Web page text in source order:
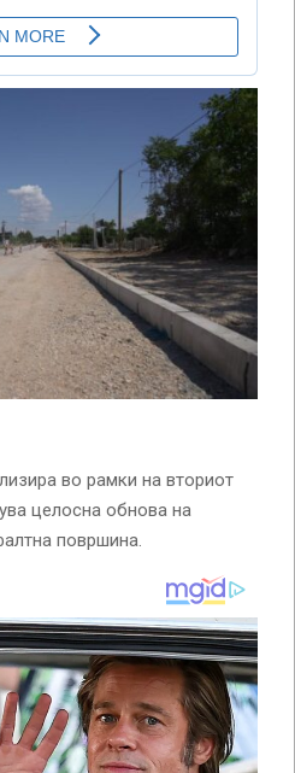
во рамки на вториот
целосна обнова на
површина.